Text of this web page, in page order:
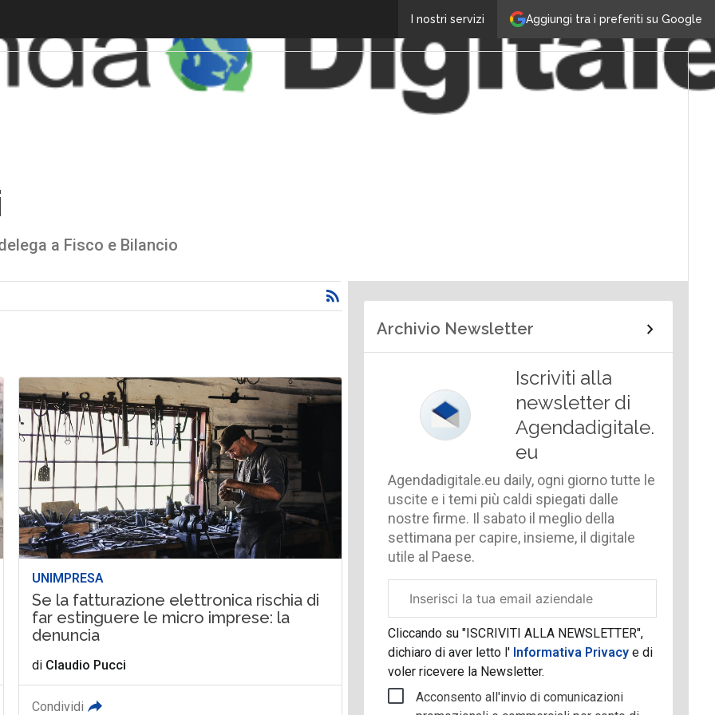
Aggiungi tra i preferiti su Google
I nostri servizi
a Fisco e Bilancio
UNIMPRESA
Se la fatturazione elettronica rischia di
far estinguere le micro imprese: la
denuncia
di Claudio Pucci
Condividi
Archivio Newsletter
Iscriviti alla
newsletter di
Agendadigitale.
eu
Agendadigitale.eu daily, ogni giorno tutte le
uscite e i temi più caldi spiegati dalle
nostre firme. Il sabato il meglio della
settimana per capire, insieme, il digitale
utile al Paese.
aziendale
Cliccando su "ISCRIVITI ALLA NEWSLETTER",
dichiaro di aver letto l' Informativa Privacye di
voler ricevere la Newsletter.
Acconsento all'invio di comunicazioni